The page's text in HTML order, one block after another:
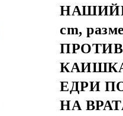
cm,
ЕДРИ
НА